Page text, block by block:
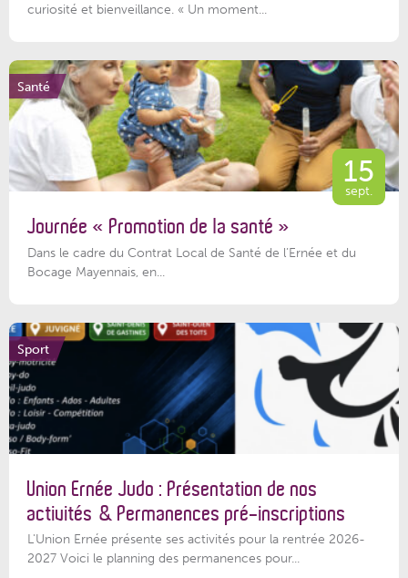
curiosité et bienveillance. « Un moment...
Santé
15
sept.
Journée « Promotion de la santé »
Dans le cadre du Contrat Local de Santé de l’Ernée et du
Bocage Mayennais, en...
Sport
Union Ernée Judo : Présentation de nos
activités & Permanences pré-inscriptions
L'Union Ernée présente ses activités pour la rentrée 2026-
2027 Voici le planning des permanences pour...